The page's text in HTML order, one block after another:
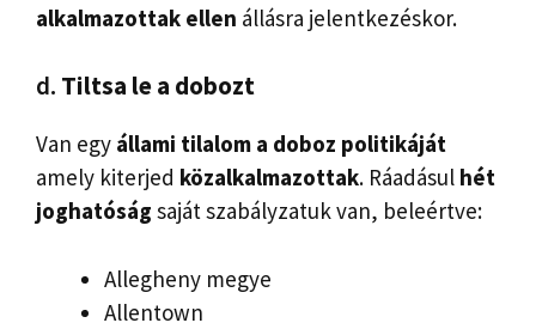
alkalmazottak ellen állásra jelentkezéskor.
d. Tiltsa le a dobozt
Van egy állami tilalom a doboz politikáját
amely kiterjed közalkalmazottak. Ráadásul hét
joghatóság saját szabályzatuk van, beleértve:
Allegheny megye
Allentown